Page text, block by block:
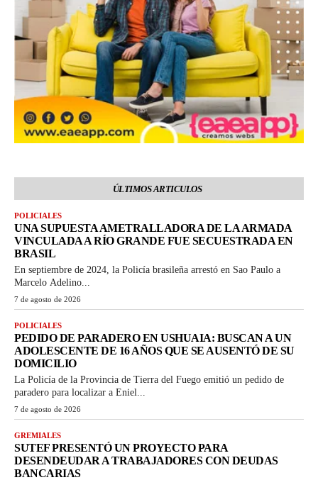
ÚLTIMOS ARTICULOS
POLICIALES
UNA SUPUESTA AMETRALLADORA DE LA ARMADA
VINCULADA A RÍO GRANDE FUE SECUESTRADA EN
BRASIL
En septiembre de 2024, la Policía brasileña arrestó en Sao Paulo a
Marcelo Adelino...
7 de agosto de 2026
POLICIALES
PEDIDO DE PARADERO EN USHUAIA: BUSCAN A UN
ADOLESCENTE DE 16 AÑOS QUE SE AUSENTÓ DE SU
DOMICILIO
La Policía de la Provincia de Tierra del Fuego emitió un pedido de
paradero para localizar a Eniel...
7 de agosto de 2026
GREMIALES
SUTEF PRESENTÓ UN PROYECTO PARA
DESENDEUDAR A TRABAJADORES CON DEUDAS
BANCARIAS